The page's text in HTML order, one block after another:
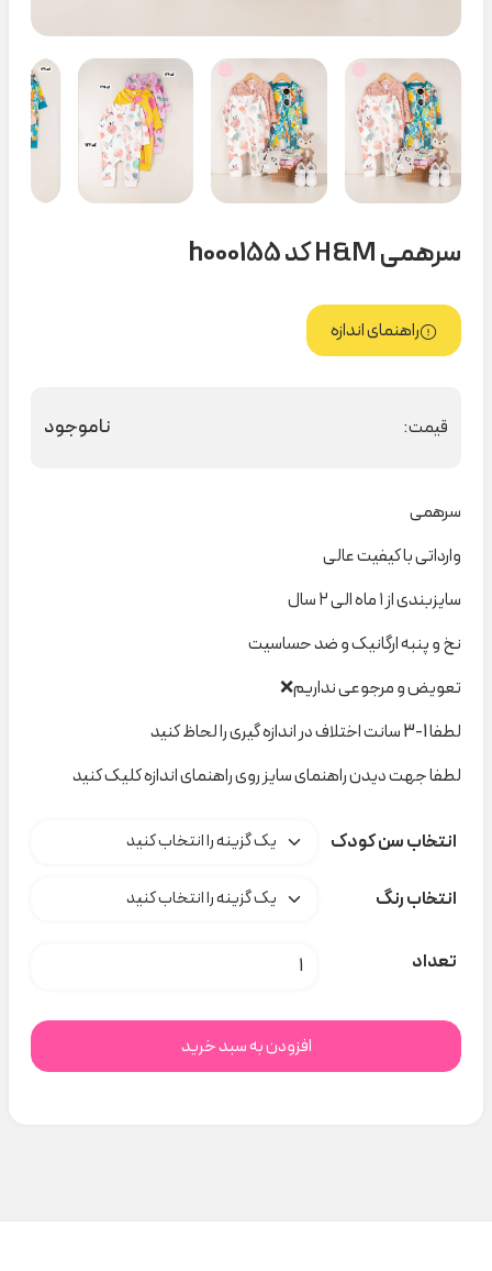
سرهمی H&M کد h000155
راهنمای اندازه
قیمت: ناموجود
سرهمی
وارداتی با کیفیت عالی
سایزبندی از ۱ ماه الی ۲ سال
نخ و پنبه ارگانیک و ضد حساسیت
تعویض و مرجوعی نداریم❌
لطفا 1-3 سانت اختلاف در اندازه گیری را لحاظ کنید
لطفا جهت دیدن راهنمای سایز روی راهنمای اندازه کلیک کنید
انتخاب سن کودک
انتخاب رنگ
تعداد سرهمی H&M کد h000155 عدد
افزودن به سبد خرید